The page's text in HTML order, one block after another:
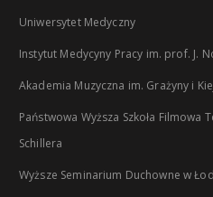
Uniwersytet Medyczny
Instytut Medycyny Pracy im. prof. J.
Akademia Muzyczna im. Grażyny i
Państwowa Wyższa Szkoła Filmowa
Schillera
Wyższe Seminarium Duchowne w